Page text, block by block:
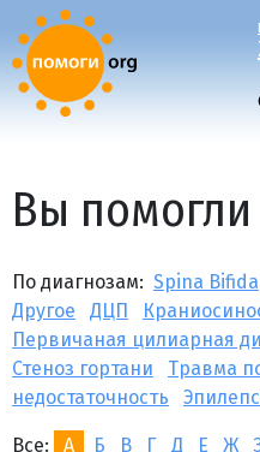
Вы помогли
По диагнозам: Spina Bifida
Другое
ДЦП
Первичаная цилиарная
Стеноз гортани
Травма
недостаточность
Все: А Б В Г Д Е Ж